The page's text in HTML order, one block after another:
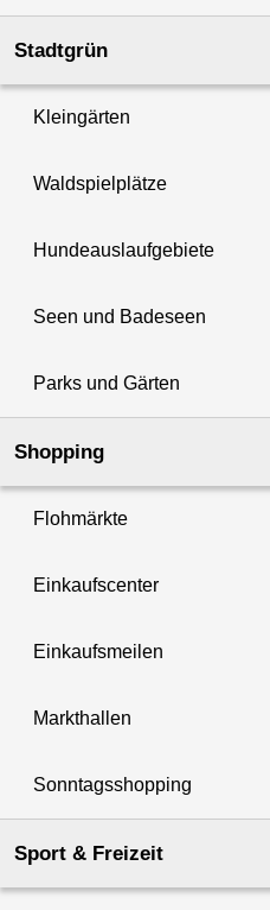
Stadtgrün
Kleingärten
Waldspielplätze
Hundeauslaufgebiete
Seen und Badeseen
Parks und Gärten
Shopping
Flohmärkte
Einkaufscenter
Einkaufsmeilen
Markthallen
Sonntagsshopping
Sport & Freizeit